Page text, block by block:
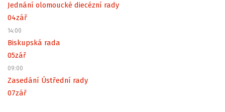
Jednání olomoucké diecézní rady
04zář
14:00
Biskupská rada
05zář
09:00
Zasedání Ústřední rady
07zář